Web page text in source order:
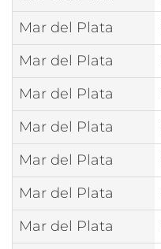
Mar del Plata
Mar del Plata
Mar del Plata
Mar del Plata
Mar del Plata
Mar del Plata
Mar del Plata